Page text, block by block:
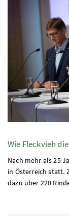
Wie Fleckvieh
Nach mehr als 25
in Österreich statt.
dazu über 220